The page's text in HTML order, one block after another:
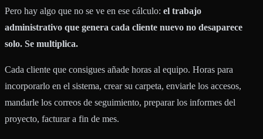
Pero hay algo que no se ve en ese cálculo: el trabajo
administrativo que genera cada cliente nuevo no desaparece
solo. Se multiplica.
Cada cliente que consigues añade horas al equipo. Horas para
incorporarlo en el sistema, crear su carpeta, enviarle los accesos,
mandarle los correos de seguimiento, preparar los informes del
proyecto, facturar a fin de mes.